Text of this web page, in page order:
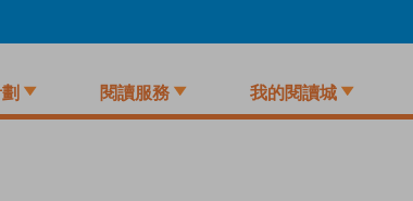
閱讀服務 我的閱讀城